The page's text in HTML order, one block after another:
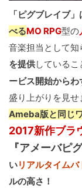
「ピグブレイブ」
べるMO RPG型の
音楽担当として
を提供しているこ
ービス開始から
盛り上がりを見せ
Ameba版と同じ
2017新作ブラ
『アメーバピ
いリアルタイムバ
ルの高さ！